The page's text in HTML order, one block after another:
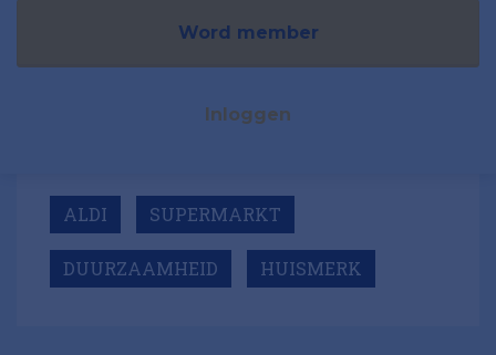
Word member
Inloggen
ALDI SUPERMARKT
DUURZAAMHEID HUISMERK